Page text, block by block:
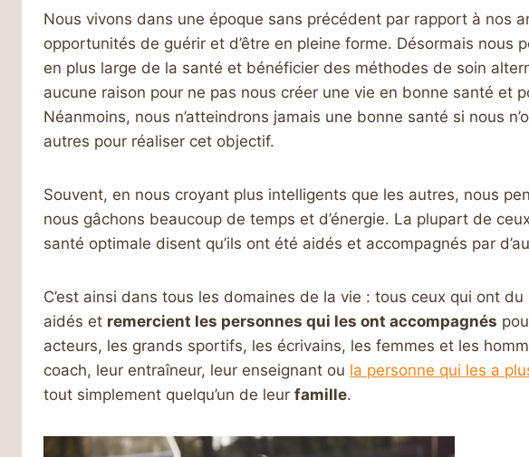
Nous vivons dans une époque sans précédent par rapport à nos
opportunités de guérir et d’être en pleine forme. Désormais nous
en plus large de la santé et bénéficier des méthodes de soin
aucune raison pour ne pas nous créer une vie en bonne santé et
Néanmoins, nous n’atteindrons jamais une bonne santé si nous
autres pour réaliser cet objectif.
Souvent, en nous croyant plus intelligents que les autres, nous
nous gâchons beaucoup de temps et d’énergie. La plupart de
santé optimale disent qu’ils ont été aidés et accompagnés par
C’est ainsi dans tous les domaines de la vie : tous ceux qui ont
aidés et remercient les personnes qui les ont accompagnés
acteurs, les grands sportifs, les écrivains, les femmes et les
coach, leur entraîneur, leur enseignant ou la personne qui les a
tout simplement quelqu’un de leurfamille.